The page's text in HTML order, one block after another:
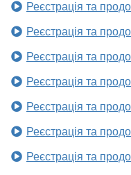
Реєстрація та
Реєстрація та
Реєстрація та
Реєстрація та
Реєстрація та
Реєстрація та
Реєстрація та